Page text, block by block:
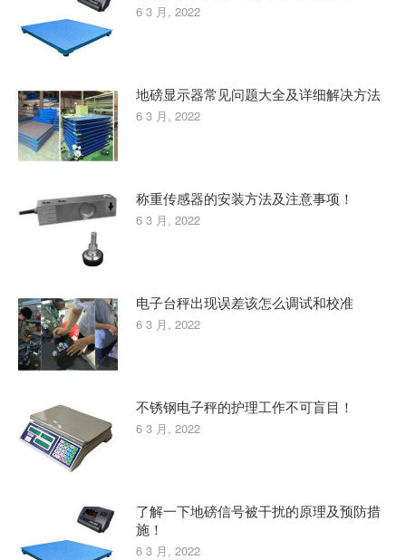
6 3 月, 2022
地磅显示器常见问题大全及详细解决方法
6 3 月, 2022
称重传感器的安装方法及注意事项！
6 3 月, 2022
电子台秤出现误差该怎么调试和校准
6 3 月, 2022
不锈钢电子秤的护理工作不可盲目！
6 3 月, 2022
了解一下地磅信号被干扰的原理及预防措
施！
6 3 月, 2022